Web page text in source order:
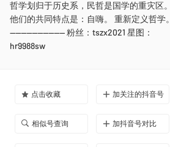
哲学划归于历史系，民哲是国学的重灾区。
他们的共同特点是：自嗨。 重新定义哲学。
—————————— 粉丝：tszx2021 星图：
hr9988sw
点击收藏 加关注的抖音号
相似号查询 加抖音号对比